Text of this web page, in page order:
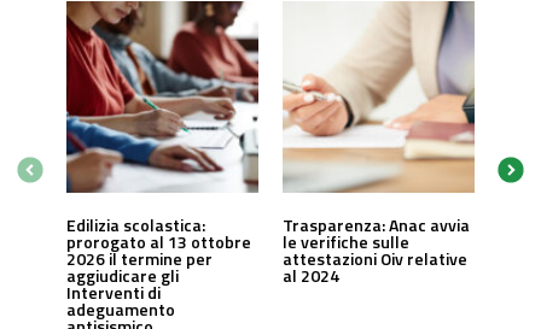
Edilizia scolastica:
prorogato al 13 ottobre
2026 il termine per
aggiudicare gli
Interventi di
adeguamento
Trasparenza: Anac avvia
le verifiche sulle
attestazioni Oiv relative
al 2024